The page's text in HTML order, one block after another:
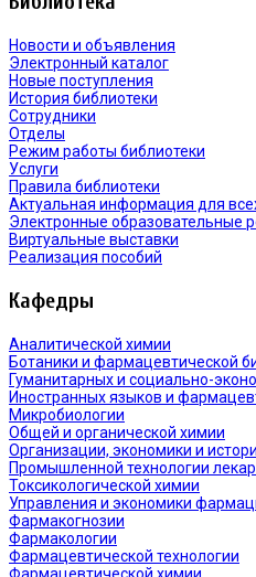
Новости и объявления
Электронный каталог
Новые поступления
История библиотеки
Сотрудники
Отделы
Режим работы библиотеки
Услуги
Правила библиотеки
Актуальная информация для
Электронные образовательные
Виртуальные выставки
Реализация пособий
Кафедры
Аналитической химии
Ботаники и фармацевтической
Гуманитарных и социально-
Иностранных языков и
Микробиологии
Общей и органической химии
Организации, экономики и
Промышленной технологии
Токсикологической химии
Управления и экономики
Фармакогнозии
Фармакологии
Фармацевтической технологии